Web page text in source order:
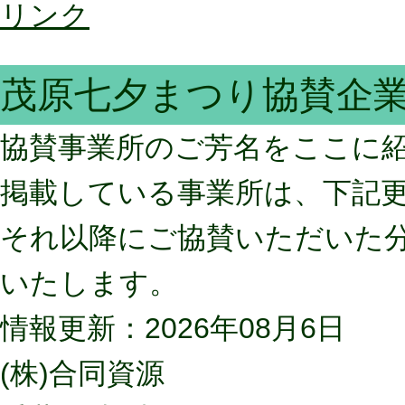
リンク
茂原七夕まつり協賛企
協賛事業所のご芳名をここに
掲載している事業所は、下記
それ以降にご協賛いただいた
いたします。
情報更新：2026年08月6日
(株)合同資源